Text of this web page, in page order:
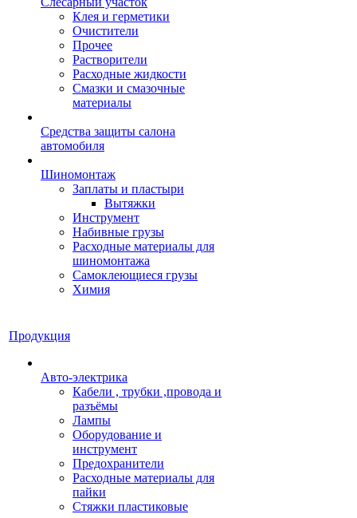
Клея и герметики
Очистители
Прочее
Растворители
Расходные жидкости
Смазки и смазочные
материалы
Средства защиты салона
автомобиля
Шиномонтаж
Заплаты и пластыри
Вытяжки
Инструмент
Набивные грузы
Расходные материалы для
шиномонтажа
Самоклеющиеся грузы
Химия
Продукция
Авто-электрика
Кабели , трубки ,провода и
разъёмы
Лампы
Оборудование и
инструмент
Предохранители
Расходные материалы для
пайки
Стяжки пластиковые